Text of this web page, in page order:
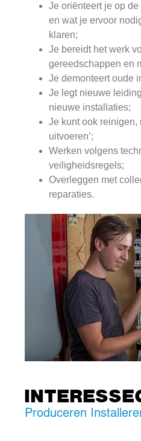
Je oriënteert je op
en wat je ervoor
klaren;
Je bereidt het werk
gereedschappen en
Je demonteert oude
Je legt nieuwe
nieuwe installaties;
Je kunt ook reinigen,
uitvoeren’;
Werken volgens
veiligheidsregels;
Overleggen met
reparaties.
Produceren